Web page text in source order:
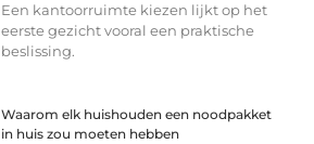
Een kantoorruimte kiezen lijkt op het
eerste gezicht vooral een praktische
beslissing.
Waarom elk huishouden een noodpakket
in huis zou moeten hebben